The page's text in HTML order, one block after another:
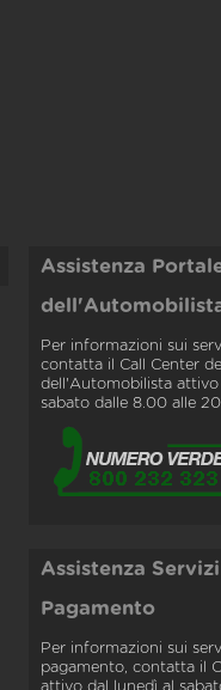
Assistenza
Per informazioni sui
contatta il Call Center
dell'Automobilista attivo
sabato dalle 8.00 alle
Assistenza
Pagamento
Per informazioni sui
pagamento, contatta il